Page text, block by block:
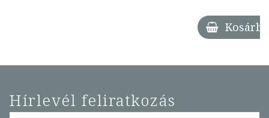
Kosárba
Hírlevél feliratkozás